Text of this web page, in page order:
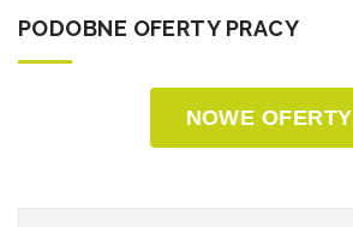
PODOBNE OFERTY PRACY
NOWE OFERTY